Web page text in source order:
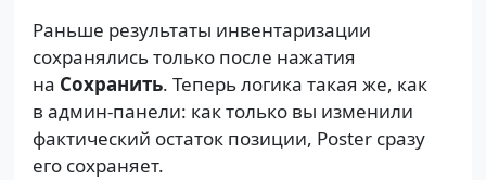
Раньше результаты инвентаризации
сохранялись только после нажатия
на Сохранить. Теперь логика такая же, как
в админ-панели: как только вы изменили
фактический остаток позиции, Poster сразу
его сохраняет.